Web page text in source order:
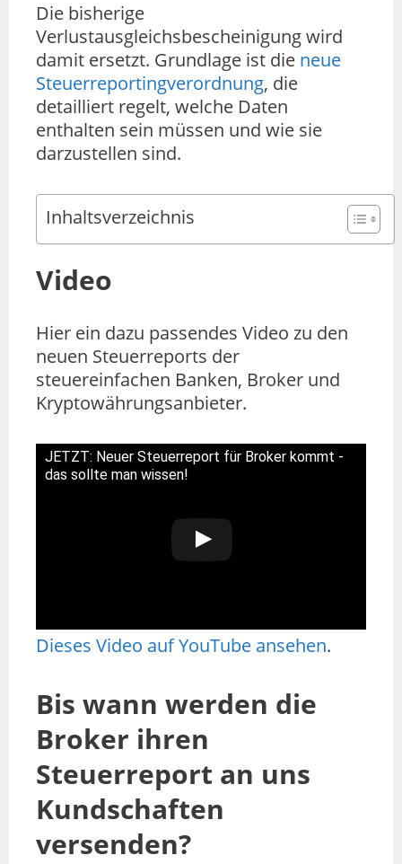
Die bisherige
Verlustausgleichsbescheinigung wird
damit ersetzt. Grundlage ist die neue
Steuerreportingverordnung, die
detailliert regelt, welche Daten
enthalten sein müssen und wie sie
darzustellen sind.
Inhaltsverzeichnis
Video
Hier ein dazu passendes Video zu den
neuen Steuerreports der
steuereinfachen Banken, Broker und
Kryptowährungsanbieter.
JETZT: Neuer Steuerreport für Broker kommt -
das sollte man wissen!
Dieses Video auf YouTube ansehen.
Bis wann werden die
Broker ihren
Steuerreport an uns
Kundschaften
versenden?